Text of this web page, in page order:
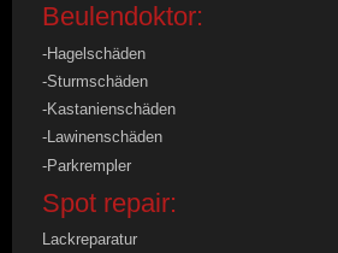
Beulendoktor:
-Hagelschäden
-Sturmschäden
-Kastanienschäden
-Lawinenschäden
-Parkrempler
Spot repair:
Lackreparatur